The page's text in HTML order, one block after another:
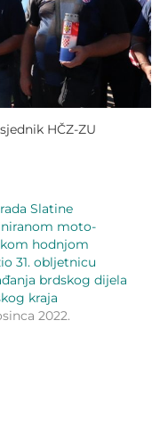
HČZ-ZU
Slatine
moto-
hodnjom
31. obljetnicu
brdskog dijela
kraja
2022.